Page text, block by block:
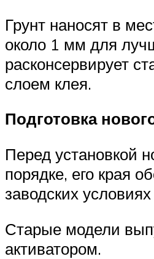
Грунт наносят в
около 1 мм для
расконсервирует
слоем клея.
Подготовка
Перед установкой
порядке, его края
заводских
Старые модели
активатором.